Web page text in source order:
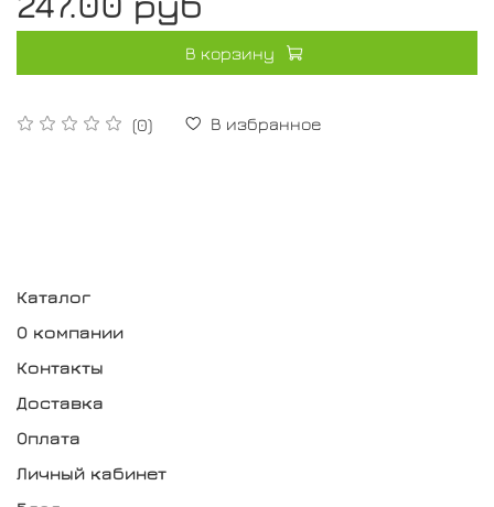
(0) В избранное
В корзину
Каталог
О компании
Контакты
Доставка
Оплата
Личный кабинет